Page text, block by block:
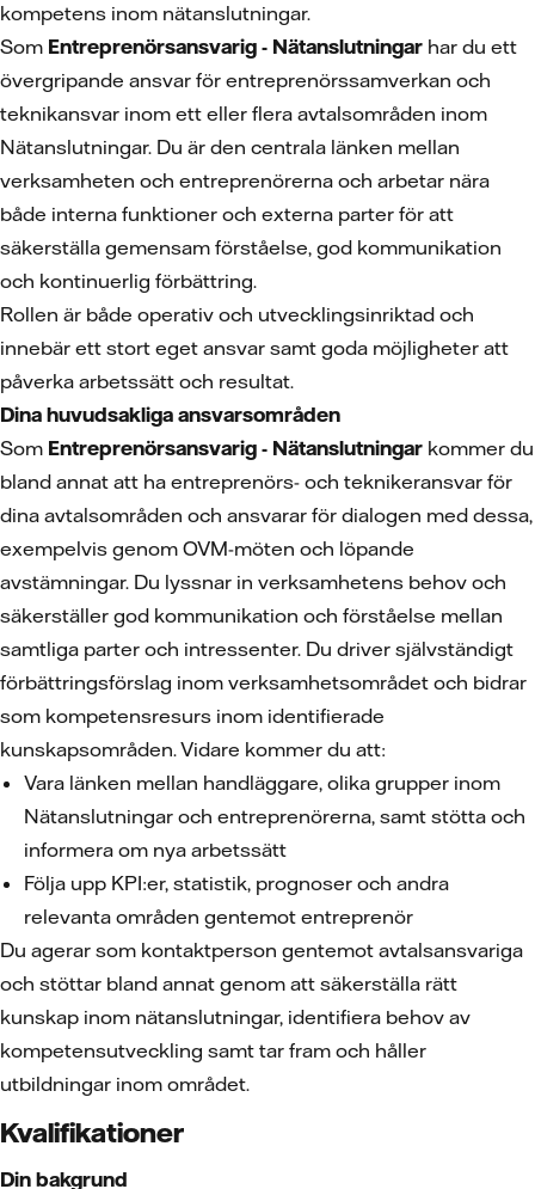
kompetens inom nätanslutningar.
Som Entreprenörsansvarig - Nätanslutningar har du ett
övergripande ansvar för entreprenörssamverkan och
teknikansvar inom ett eller flera avtalsområden inom
Nätanslutningar. Du är den centrala länken mellan
verksamheten och entreprenörerna och arbetar nära
både interna funktioner och externa parter för att
säkerställa gemensam förståelse, god kommunikation
och kontinuerlig förbättring.
Rollen är både operativ och utvecklingsinriktad och
innebär ett stort eget ansvar samt goda möjligheter att
påverka arbetssätt och resultat.
Dina huvudsakliga ansvarsområden
Som Entreprenörsansvarig - Nätanslutningar kommer du
bland annat att ha entreprenörs- och teknikeransvar för
dina avtalsområden och ansvarar för dialogen med dessa,
exempelvis genom OVM-möten och löpande
avstämningar. Du lyssnar in verksamhetens behov och
säkerställer god kommunikation och förståelse mellan
samtliga parter och intressenter. Du driver självständigt
förbättringsförslag inom verksamhetsområdet och bidrar
som kompetensresurs inom identifierade
kunskapsområden. Vidare kommer du att:
Vara länken mellan handläggare, olika grupper inom
Nätanslutningar och entreprenörerna, samt stötta och
informera om nya arbetssätt
Följa upp KPI:er, statistik, prognoser och andra
relevanta områden gentemot entreprenör
Du agerar som kontaktperson gentemot avtalsansvariga
och stöttar bland annat genom att säkerställa rätt
kunskap inom nätanslutningar, identifiera behov av
kompetensutveckling samt tar fram och håller
utbildningar inom området.
Kvalifikationer
Din bakgrund